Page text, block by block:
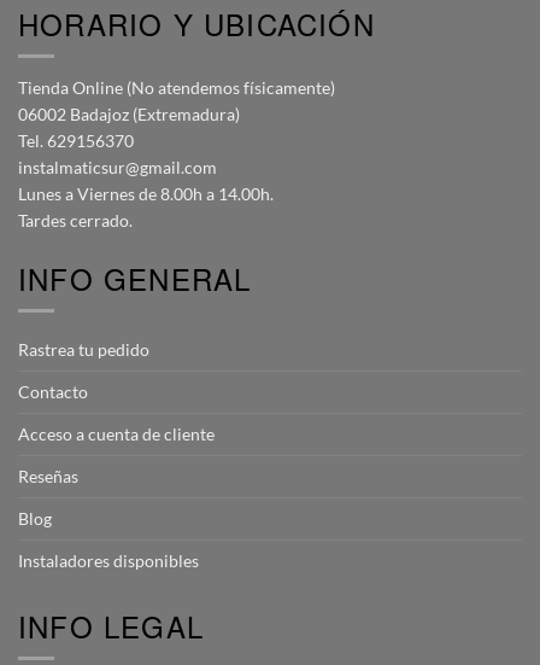
HORARIO Y UBICACIÓN
Tienda Online (No atendemos físicamente)
06002 Badajoz (Extremadura)
Tel. 629156370
instalmaticsur@gmail.com
Lunes a Viernes de 8.00h a 14.00h.
Tardes cerrado.
INFO GENERAL
Rastrea tu pedido
Contacto
Acceso a cuenta de cliente
Reseñas
Blog
Instaladores disponibles
INFO LEGAL